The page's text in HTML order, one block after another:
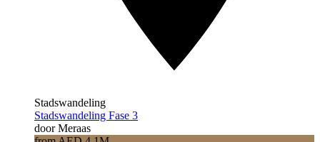
Stadswandeling
Stadswandeling Fase 3
door Meraas